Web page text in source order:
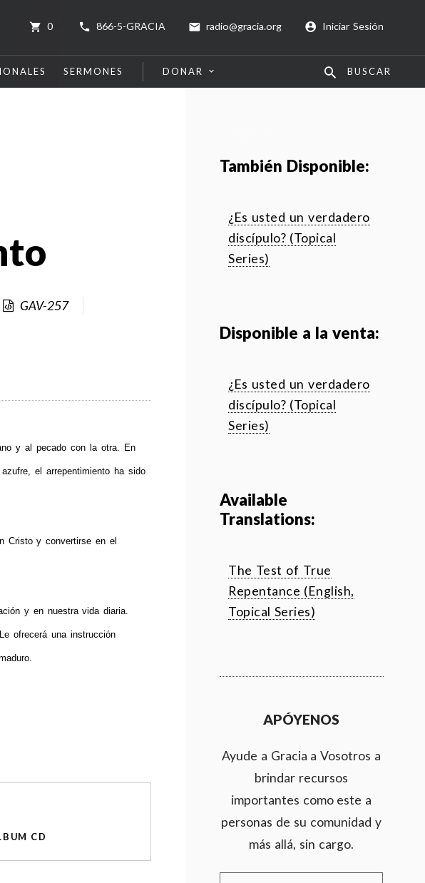
866-5-GRACIA radio@gracia.org Iniciar Sesión
0
SERMONES DONAR BUSCAR
GAV-257
y al pecado con la otra. En
el arrepentimiento ha sido
Cristo y convertirseen e
y en nuestra vida diaria.
ofrecerá una instrucción
CD
También Disponible:
¿Es usted un verdadero
discípulo? (Topical
Series)
Disponible a la venta:
¿Es usted un verdadero
discípulo? (Topical
Series)
Available
Translations:
The Test of True
Repentance (English,
Topical Series)
APÓYENOS
Ayude a Gracia a Vosotros a
brindar recursos
importantes como este a
personas de su comunidad y
más allá, sin cargo.